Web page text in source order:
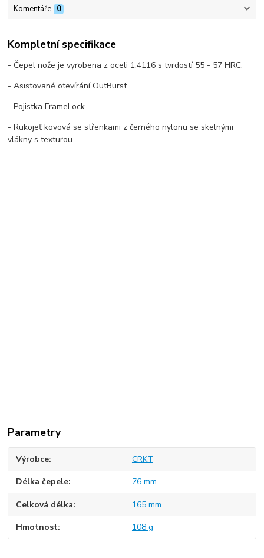
Komentáře 0
Kompletní specifikace
- Čepel nože je vyrobena z oceli 1.4116 s tvrdostí 55 - 57 HRC.
- Asistované otevírání OutBurst
- Pojistka FrameLock
- Rukojeť kovová se střenkami z černého nylonu se skelnými
vlákny s texturou
Parametry
Výrobce CRKT
Délka čepele 76 mm
Celková délka 165 mm
Hmotnost 108 g